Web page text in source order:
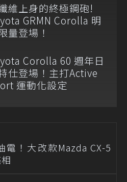
維上身的終極鋼砲!
GRMN Corolla 明
量登場！
Corolla 60 週年日
仕登場！主打Active
運動化設定
電！大改款Mazda CX-5